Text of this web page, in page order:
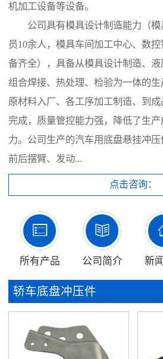
机加工设备等设备。
公司具有模具设计制造能力（模
员10余人，模具车间加工中心、数
备齐全），具备从模具设计制造、液
组合焊接、热处理、检验为一体的
原材料入厂、各工序加工制造、到
完成，质量管控能力强，降低了生
力。公司生产的汽车用底盘悬挂冲
前后摆臂、发动...
点击咨询：

所有产品

公司简介 新
轿车底盘冲压件